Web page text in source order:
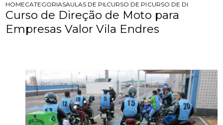
HOMECATEGORIASAULAS DE PILOTAGEM PARA EMPRESAS
CURSO DE PILOTAGEM DE MOTO
CURSO DE DIRECAO
Curso de Direção de Moto para
Empresas Valor Vila Endres